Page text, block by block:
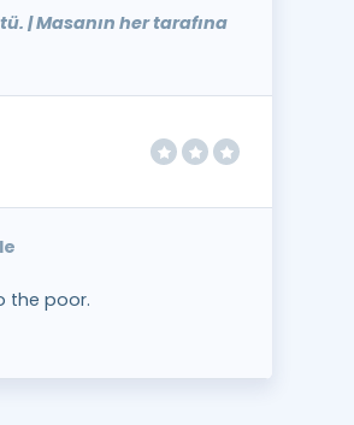
| Masanın her tarafına
the poor.